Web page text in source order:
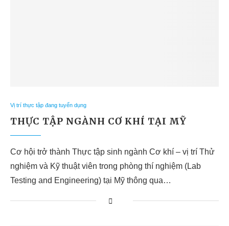
Vị trí thực tập đang tuyển dụng
THỰC TẬP NGÀNH CƠ KHÍ TẠI MỸ
Cơ hội trở thành Thực tập sinh ngành Cơ khí – vị trí Thử
nghiệm và Kỹ thuật viên trong phòng thí nghiệm (Lab
Testing and Engineering) tại Mỹ thông qua…